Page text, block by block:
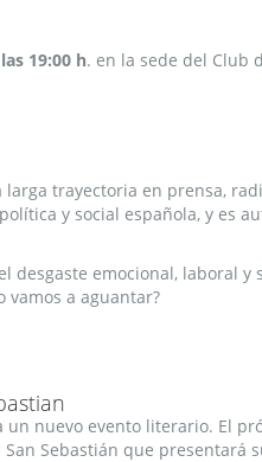
19:00 h. en la sede del Club
trayectoria en prensa,
y social española, y es
desgaste emocional, laboral y
a aguantar?
un nuevo evento literario. El
Sebastián que presentará